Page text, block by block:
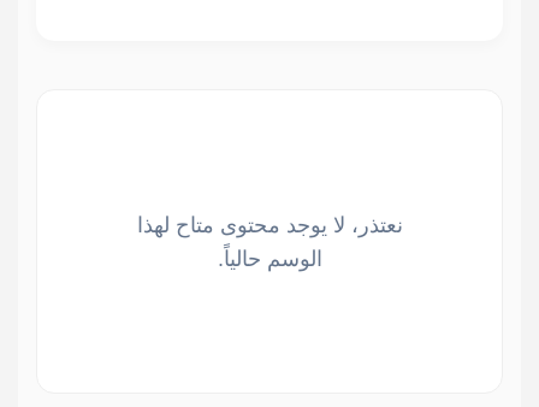
نعتذر، لا يوجد محتوى متاح لهذا
الوسم حالياً.